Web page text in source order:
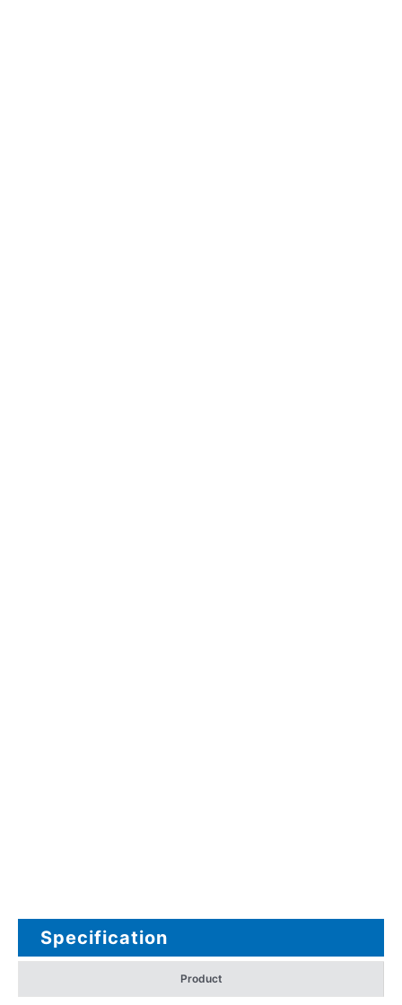
Specification
Product